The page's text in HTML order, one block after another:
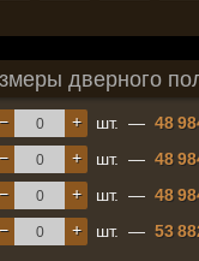
дверного
+
− шт. — 48
+
− шт. — 48
+
− шт. — 48
+
− шт. — 53